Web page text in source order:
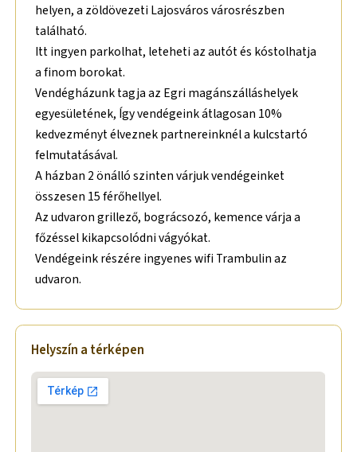
helyen, a zöldövezeti Lajosváros városrészben
található.
Itt ingyen parkolhat, leteheti az autót és kóstolhatja
a finom borokat.
Vendégházunk tagja az Egri magánszálláshelyek
egyesületének, Így vendégeink átlagosan 10%
kedvezményt élveznek partnereinknél a kulcstartó
felmutatásával.
A házban 2 önálló szinten várjuk vendégeinket
összesen 15 férőhellyel.
Az udvaron grillező, bográcsozó, kemence várja a
főzéssel kikapcsolódni vágyókat.
Vendégeink részére ingyenes wifi Trambulin az
udvaron.
Helyszín a térképen